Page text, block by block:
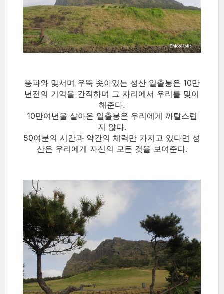
풍파와 맞서며 우뚝 솟아있는 성산 일출봉은 10만
년전의 기억을 간직하며 그 자리에서 우리를 맞이
해준다.
10만여년을 살아온 일출봉은 우리에게 까탈스럽
지 않다.
50여분의 시간과 약간의 체력만 가지고 있다면 성
산은 우리에게 자신의 모든 것을 보여준다.